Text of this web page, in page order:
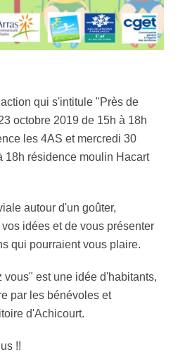
qui s'intitule "Près de
octobre 2019 de 15h à 18h
les 4AS et mercredi 30
18h résidence moulin Hacart
autour d'un goûter,
idées et de vous présenter
qui pourraient vous plaire.
vous" est une idée d'habitants,
par les bénévoles et
d'Achicourt.
!!